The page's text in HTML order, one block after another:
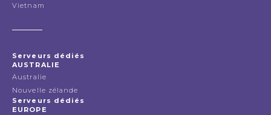
Vietnam
Serveurs dédiés
AUSTRALIE
Australie
Nouvelle zélande
Serveurs dédiés
EUROPE